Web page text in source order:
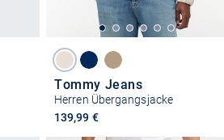
Tommy Jeans
Herren Übergangsjacke
139,99 €